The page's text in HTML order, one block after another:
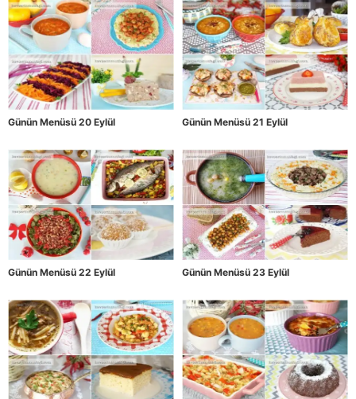
Günün Menüsü 20 Eylül Günün Menüsü 21 Eylül
Günün Menüsü 22 Eylül Günün Menüsü 23 Eylül